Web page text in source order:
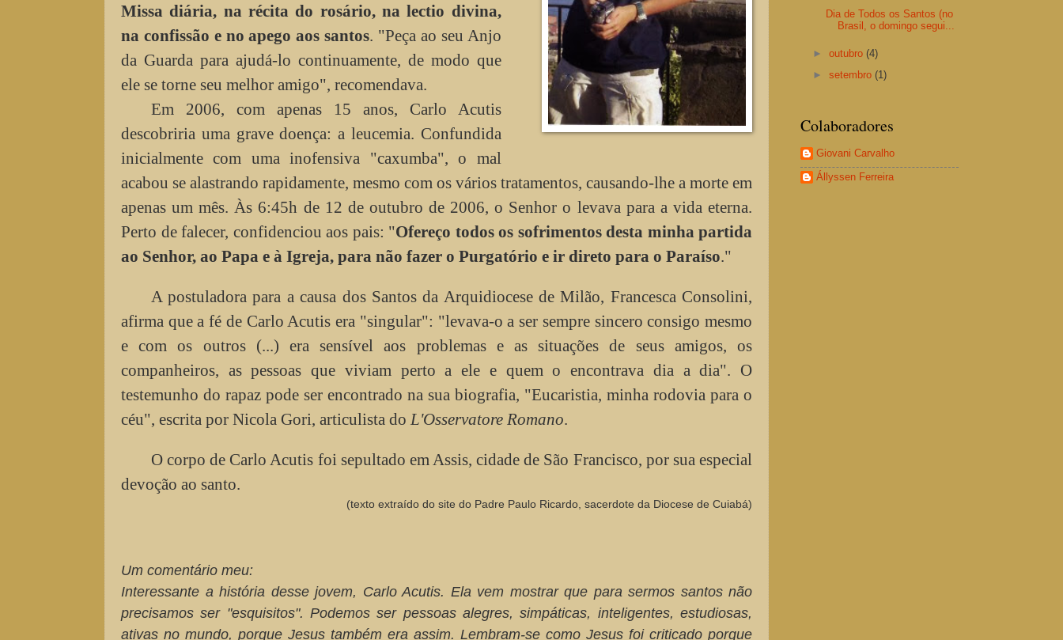
Missa diária, na récita do rosário, na lectio divina,
na confissão e no apego aos santos. "Peça ao seu Anjo
da Guarda para ajudá-lo continuamente, de modo que
ele se torne seu melhor amigo", recomendava.
Em 2006, com apenas 15 anos, Carlo Acutis
descobriria uma grave doença: a leucemia. Confundida
inicialmente com uma inofensiva "caxumba", o mal
acabou se alastrando rapidamente, mesmo com os vários tratamentos, causando-lhe a morte em
apenas um mês. Às 6:45h de 12 de outubro de 2006, o Senhor o levava para a vida eterna.
Perto de falecer, confidenciou aos pais: "Ofereço todos os sofrimentos desta minha partida
ao Senhor, ao Papa e à Igreja, para não fazer o Purgatório e ir direto para o Paraíso."
A postuladora para a causa dos Santos da Arquidiocese de Milão, Francesca Consolini,
afirma que a fé de Carlo Acutis era "singular": "levava-o a ser sempre sincero consigo mesmo
e com os outros (...) era sensível aos problemas e as situações de seus amigos, os
companheiros, as pessoas que viviam perto a ele e quem o encontrava dia a dia". O
testemunho do rapaz pode ser encontrado na sua biografia, "Eucaristia, minha rodovia para o
céu", escrita por Nicola Gori, articulista do L'Osservatore Romano.
O corpo de Carlo Acutis foi sepultado em Assis, cidade de São Francisco, por sua especial
devoção ao santo.
(texto extraído do site do Padre Paulo Ricardo, sacerdote da Diocese de Cuiabá)
Um comentário meu:
Interessante a história desse jovem, Carlo Acutis. Ela vem mostrar que para sermos santos não
precisamos ser "esquisitos". Podemos ser pessoas alegres, simpáticas, inteligentes, estudiosas,
ativas no mundo, porque Jesus também era assim. Lembram-se como Jesus foi criticado porque
Dia de Todos os Santos (no
Brasil, o domingo segui...
►outubro(4)
►setembro(1)
Colaboradores
Giovani Carvalho
Állyssen Ferreira